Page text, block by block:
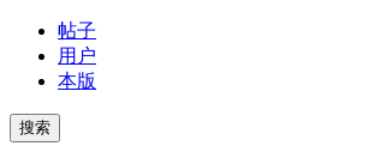
帖子
用户
本版